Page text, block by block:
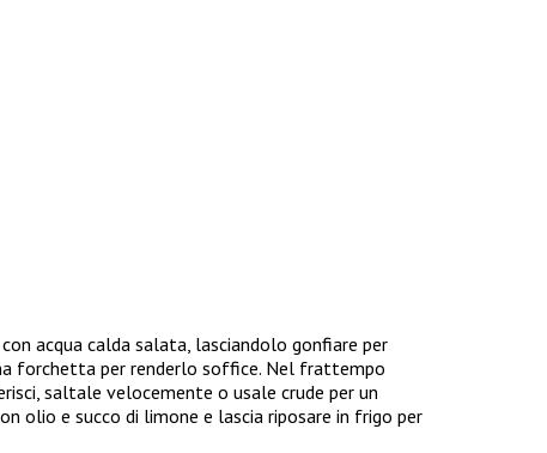
acqua calda salata, lasciandolo gonfiare per
forchetta per renderlo soffice. Nel frattempo
saltale velocemente o usale crude per un
olio e succo di limone e lascia riposare in frigo per